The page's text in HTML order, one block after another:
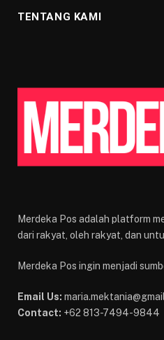
TENTANG KAMI
Merdeka Pos adalah platform
dari rakyat, oleh rakyat, dan
Merdeka Pos ingin menjadi
Email Us:
Contact: +62 813-7494-9844